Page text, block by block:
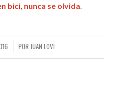
bici, nunca se olvida
POR JUAN LOVI